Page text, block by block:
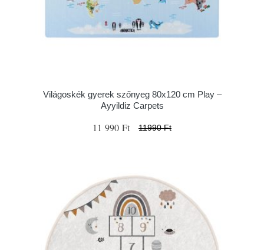
Világoskék gyerek szőnyeg 80x120 cm Play –
Ayyildiz Carpets
11 990 Ft 11990 Ft